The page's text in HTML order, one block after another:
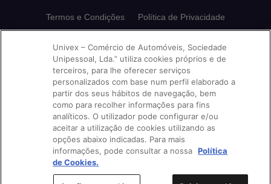
Termos e Condições Política de Privacidade
Livro de Reclamações
Siga-nos nas nossas redes:
Univex – Comércio de Automóveis, Sociedade
Unipessoal, Lda.” utiliza cookies próprios e de
terceiros, para lhe oferecer serviços
personalizados com base num perfil elaborado a
partir dos seus hábitos de navegação, bem
como para recolher informações para fins
analíticos. O utilizador pode configurar e/ou
aceitar a utilização de cookies utilizando as
opções abaixo indicadas. Para mais
informações, pode consultar a nossa Política
de Cookies.